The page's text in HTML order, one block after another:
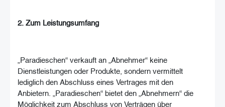
2. Zum Leistungsumfang
„Paradieschen“ verkauft an „Abnehmer“ keine
Dienstleistungen oder Produkte, sondern vermittelt
lediglich den Abschluss eines Vertrages mit den
Anbietern. „Paradieschen“ bietet den „Abnehmern“ die
Möglichkeit zum Abschluss von Verträgen über